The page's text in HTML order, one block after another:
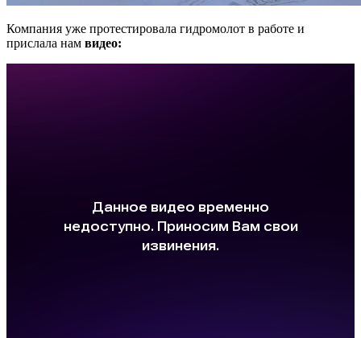
Компания уже протестировала гидромолот в работе и
прислала нам видео: